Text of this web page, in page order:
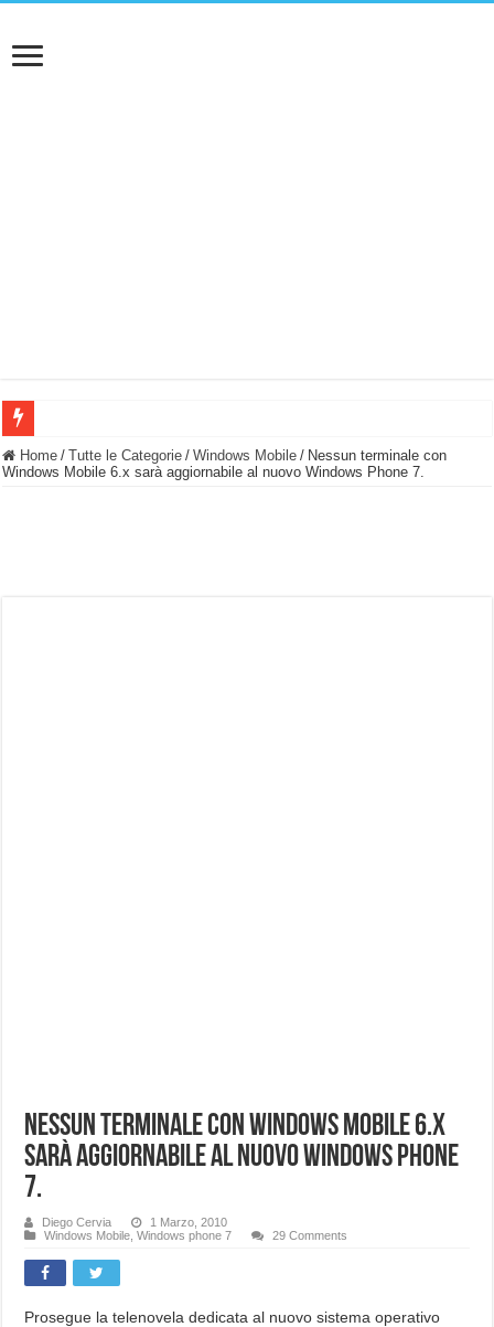
BASTA FATICARE! Questo robot tagliaerba lo appoggi e fa tutto lui! (Senza
Home / Tutte le Categorie / Windows Mobile / Nessun terminale con
Windows Mobile 6.x sarà aggiornabile al nuovo Windows Phone 7.
Nessun terminale con Windows Mobile 6.x
sarà aggiornabile al nuovo Windows Phone
7.
Diego Cervia
1 Marzo, 2010
Windows Mobile ,Windows phone 7 29 Comments
Prosegue la telenovela dedicata al nuovo sistema operativo